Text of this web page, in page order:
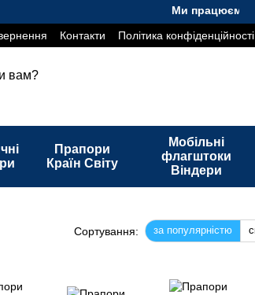
Ми працюємо. Все
Контакти Політика конфіденційності
вам?
Прапори
Країн Світу
Мобільні
флагштоки
Віндери
Сортування: за популярністю